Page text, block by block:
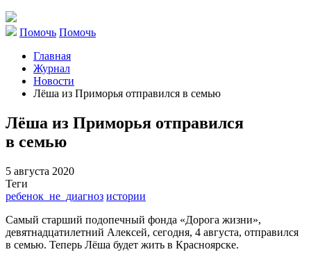
Помочь Помочь
Главная
Журнал
Новости
Лёша из Приморья отправился в семью
Лёша из Приморья отправился
в семью
5 августа 2020
Теги
ребенок_не_диагноз истории
Самый старший подопечный фонда «Дорога жизни»,
девятнадцатилетний Алексей, сегодня, 4 августа, отправился
в семью. Теперь Лёша будет жить в Красноярске.